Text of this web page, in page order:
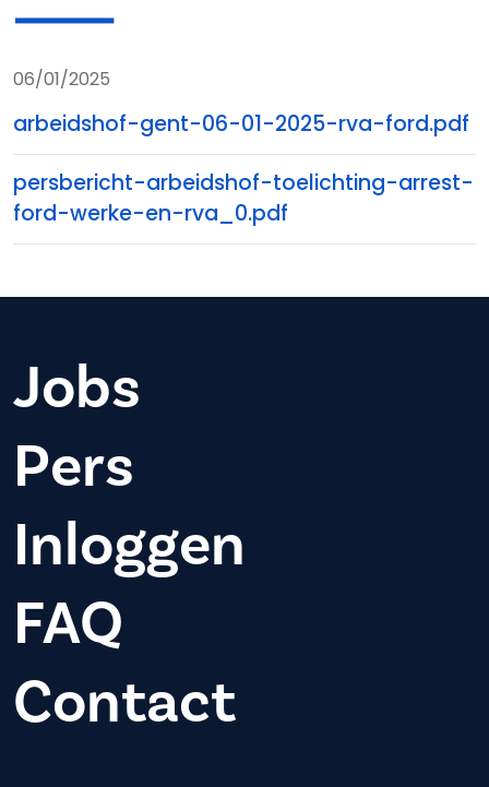
06/01/2025
arbeidshof-gent-06-01-2025-rva-ford.pdf
persbericht-arbeidshof-toelichting-arrest-
ford-werke-en-rva_0.pdf
Jobs
Pers
Inloggen
FAQ
Contact